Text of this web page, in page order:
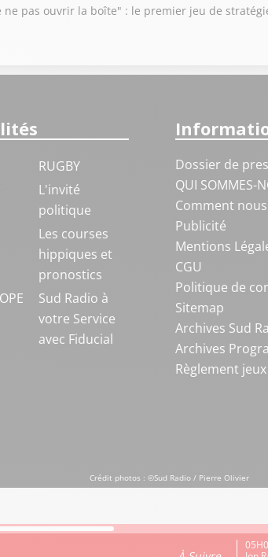
pas ouvrir la boîte" : le premier jeu de
RUGBY
L'invité
politique
Les courses
hippiques et
pronostics
Sud Radio à
votre Service
avec Fiducial
Dossier de
QUI SOMMES-
Comment
Publicité
Mentions
CGU
Politique de
Sitemap
Archives Sud
Archives
Règlement jeux
Crédit photos : ©Sud Radio / Pierre Olivier